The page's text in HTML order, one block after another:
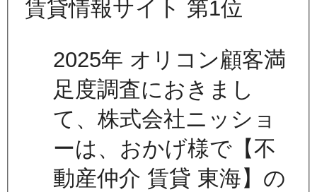
2025年 オリコン顧客満
足度調査におきまし
て、株式会社ニッショ
ーは、おかげ様で【不
動産仲介 賃貸 東海】の